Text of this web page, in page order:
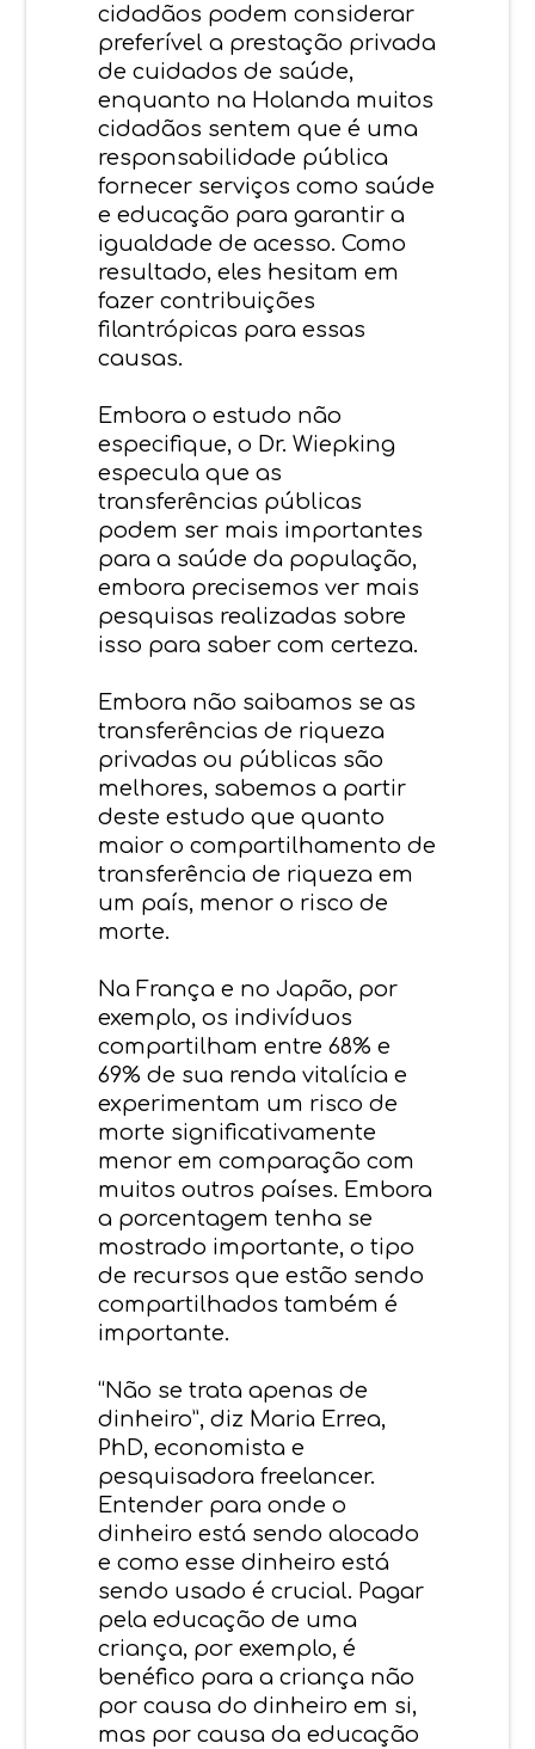
cidadãos podem considerar
preferível a prestação privada
de cuidados de saúde,
enquanto na Holanda muitos
cidadãos sentem que é uma
responsabilidade pública
fornecer serviços como saúde
e educação para garantir a
igualdade de acesso. Como
resultado, eles hesitam em
fazer contribuições
filantrópicas para essas
causas.
Embora o estudo não
especifique, o Dr. Wiepking
especula que as
transferências públicas
podem ser mais importantes
para a saúde da população,
embora precisemos ver mais
pesquisas realizadas sobre
isso para saber com certeza.
Embora não saibamos se as
transferências de riqueza
privadas ou públicas são
melhores, sabemos a partir
deste estudo que quanto
maior o compartilhamento de
transferência de riqueza em
um país, menor o risco de
morte.
Na França e no Japão, por
exemplo, os indivíduos
compartilham entre 68% e
69% de sua renda vitalícia e
experimentam um risco de
morte significativamente
menor em comparação com
muitos outros países. Embora
a porcentagem tenha se
mostrado importante, o tipo
de recursos que estão sendo
compartilhados também é
importante.
“Não se trata apenas de
dinheiro”, diz Maria Errea,
PhD, economista e
pesquisadora freelancer.
Entender para onde o
dinheiro está sendo alocado
e como esse dinheiro está
sendo usado é crucial. Pagar
pela educação de uma
criança, por exemplo, é
benéfico para a criança não
por causa do dinheiro em si,
mas por causa da educação